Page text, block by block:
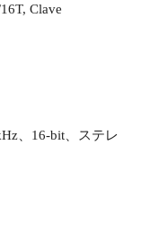
Clave
、16-bit、ステレ